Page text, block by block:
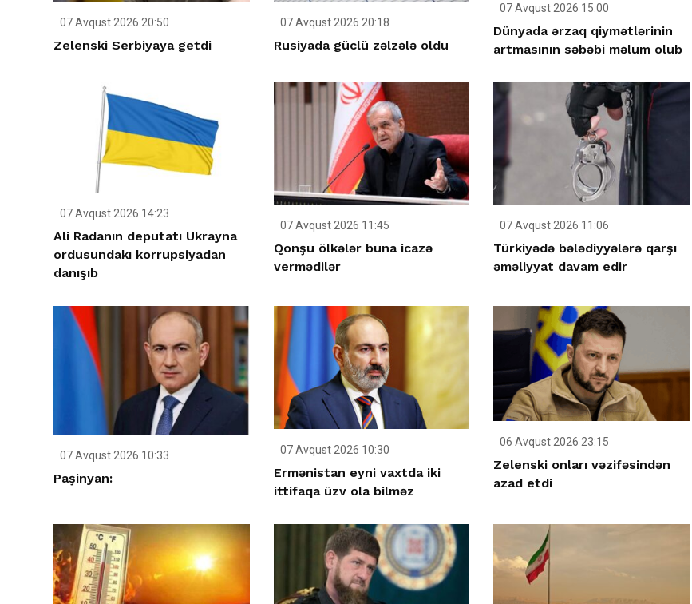
07 Avqust 2026 20:50
Zelenski Serbiyaya getdi
07 Avqust 2026 20:18
Rusiyada güclü zəlzələ oldu
07 Avqust 2026 15:00
Dünyada ərzaq qiymətlərinin
artmasının səbəbi məlum olub
07 Avqust 2026 14:23
Ali Radanın deputatı Ukrayna
ordusundakı korrupsiyadan
danışıb
07 Avqust 2026 11:45
Qonşu ölkələr buna icazə
vermədilər
07 Avqust 2026 11:06
Türkiyədə bələdiyyələrə qarşı
əməliyyat davam edir
07 Avqust 2026 10:33
Paşinyan:
07 Avqust 2026 10:30
Ermənistan eyni vaxtda iki
ittifaqa üzv ola bilməz
06 Avqust 2026 23:15
Zelenski onları vəzifəsindən
azad etdi